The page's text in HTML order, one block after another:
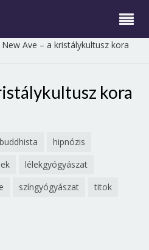
New Ave – a kristálykultusz kora
kora
buddhista
hipnózis
lélekgyógyászat
színgyógyászat
titok